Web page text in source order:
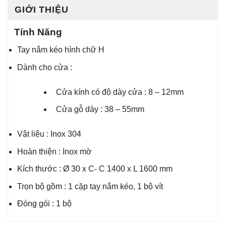
GIỚI THIỆU
Tính Năng
Tay nắm kéo hình chữ H
Dành cho cửa :
Cửa kính có độ dày cửa : 8 – 12mm
Cửa gỗ dày : 38 – 55mm
Vật liệu : Inox 304
Hoàn thiện : Inox mờ
Kích thước : Ø 30 x C- C 1400 x L 1600 mm
Trọn bộ gồm : 1 cặp tay nắm kéo, 1 bộ vít
Đóng gói : 1 bộ